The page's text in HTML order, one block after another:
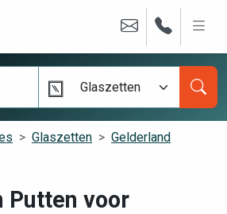
Glaszetten
Glaszetten
Gelderland
Putten voor